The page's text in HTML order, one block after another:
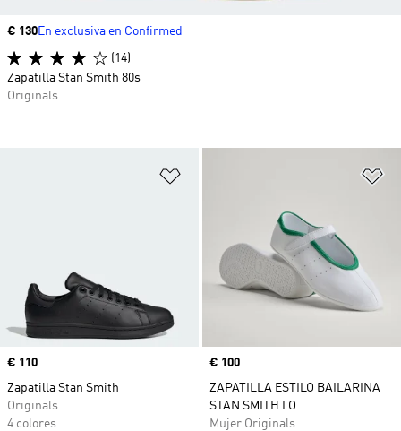
Precio
€ 110
Zapatilla Stan Smith
Originals
4 colores
Precio
€ 100
ZAPATILLA ESTILO BAILARINA
STAN SMITH LO
Mujer Originals
Precio
€ 130En exclusiva en Confirmed
(14)
Zapatilla Stan Smith 80s
Originals